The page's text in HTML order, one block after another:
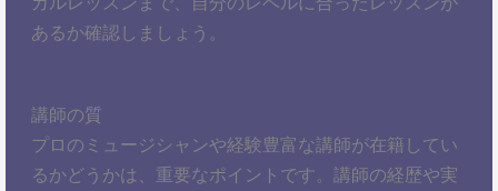
あるか確認しましょう。
講師の質
プロのミュージシャンや経験豊富な講師が在籍してい
るかどうかは、重要なポイントです。講師の経歴や実